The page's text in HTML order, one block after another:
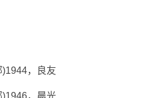
)1944，良友
)1946，晨光